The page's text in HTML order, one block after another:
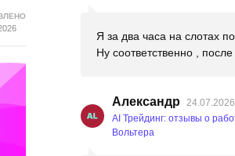
Я за два часа на слотах
Ну соответственно , после
Александр
24.07.2026
AI Трейдинг: отзывы о
Вольтера